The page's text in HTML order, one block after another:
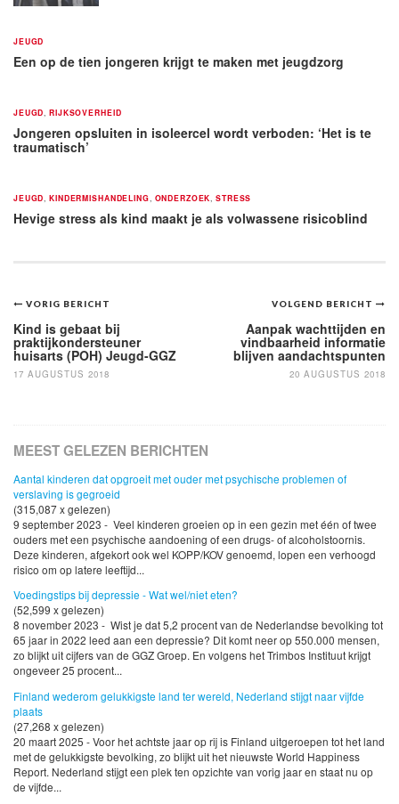
JEUGD
Een op de tien jongeren krijgt te maken met jeugdzorg
JEUGD ,RIJKSOVERHEID
Jongeren opsluiten in isoleercel wordt verboden: ‘Het is te
traumatisch’
JEUGD ,KINDERMISHANDELING ONDERZOEK ,STRESS
Hevige stress als kind maakt je als volwassene risicoblind
Bericht
navigatie
VOLGEND BERICHT
Aanpak wachttijden en
vindbaarheid informatie
blijven aandachtspunten
20 AUGUSTUS 2018
VORIG BERICHT
Kind is gebaat bij
praktijkondersteuner
huisarts (POH) Jeugd-GGZ
17 AUGUSTUS 2018
MEEST GELEZEN BERICHTEN
Aantal kinderen dat opgroeit met ouder met psychische problemen of
verslaving is gegroeid
(315,087 x gelezen)
9 september 2023 - Veel kinderen groeien op in een gezin met één of twee
ouders met een psychische aandoening of een drugs- of alcoholstoornis.
Deze kinderen, afgekort ook wel KOPP/KOV genoemd, lopen een verhoogd
risico om op latere leeftijd...
Voedingstips bij depressie - Wat wel/niet eten?
(52,599 x gelezen)
8 november 2023 - Wist je dat 5,2 procent van de Nederlandse bevolking tot
65 jaar in 2022 leed aan een depressie? Dit komt neer op 550.000 mensen,
zo blijkt uit cijfers van de GGZ Groep. En volgens het Trimbos Instituut krijgt
ongeveer 25 procent...
Finland wederom gelukkigste land ter wereld, Nederland stijgt naar vijfde
plaats
(27,268 x gelezen)
20 maart 2025 - Voor het achtste jaar op rij is Finland uitgeroepen tot het land
met de gelukkigste bevolking, zo blijkt uit het nieuwste World Happiness
Report. Nederland stijgt een plek ten opzichte van vorig jaar en staat nu op
de vijfde...